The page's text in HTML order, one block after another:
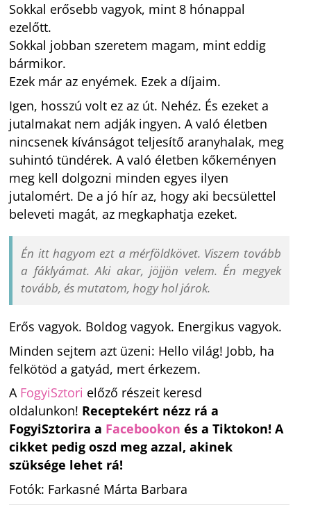
Sokkal erősebb vagyok, mint 8 hónappal
ezelőtt.
Sokkal jobban szeretem magam, mint eddig
bármikor.
Ezek már az enyémek. Ezek a díjaim.
Igen, hosszú volt ez az út. Nehéz. És ezeket a
jutalmakat nem adják ingyen. A való életben
nincsenek kívánságot teljesítő aranyhalak, meg
suhintó tündérek. A való életben kőkeményen
meg kell dolgozni minden egyes ilyen
jutalomért. De a jó hír az, hogy aki becsülettel
beleveti magát, az megkaphatja ezeket.
Én itt hagyom ezt a mérföldkövet. Viszem tovább
a fáklyámat. Aki akar, jöjjön velem. Én megyek
tovább, és mutatom, hogy hol járok.
Erős vagyok. Boldog vagyok. Energikus vagyok.
Minden sejtem azt üzeni: Hello világ! Jobb, ha
felkötöd a gatyád, mert érkezem.
A FogyiSztori előző részeit keresd
oldalunkon! Receptekért nézz rá a
FogyiSztorira a Facebookon és a Tiktokon! A
cikket pedig oszd meg azzal, akinek
szüksége lehet rá!
Fotók: Farkasné Márta Barbara